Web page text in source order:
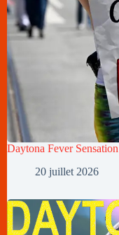
Daytona Fever
20 juillet 2026